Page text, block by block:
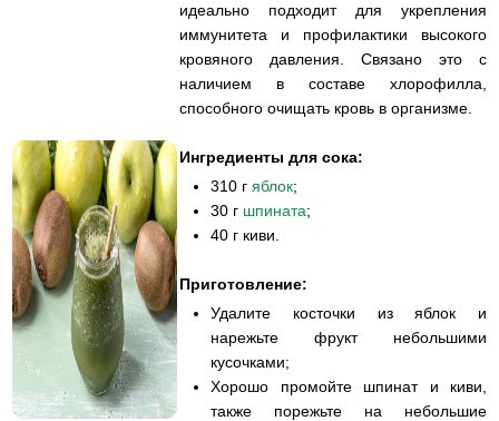
идеально подходит для укрепления
иммунитета и профилактики высокого
кровяного давления. Связано это с
наличием в составе хлорофилла,
способного очищать кровь в организме.
Ингредиенты для сока:
310 г яблок;
30 г шпината;
40 г киви.
Приготовление:
Удалите косточки из яблок и
нарежьте фрукт небольшими
кусочками;
Хорошо промойте шпинат и киви,
также порежьте на небольшие